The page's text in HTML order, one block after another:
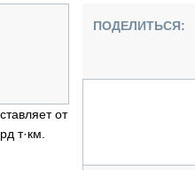
ТЕХНИКА
ТЕХНИКА
СПЕЦИАЛЬНОГО НАЗНАЧЕНИЯ
ТЕХНИКА
от
т·км.
ПОДЕЛИТЬСЯ: